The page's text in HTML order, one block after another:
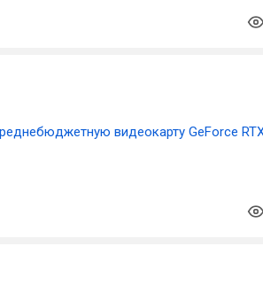
видеокарту GeForce